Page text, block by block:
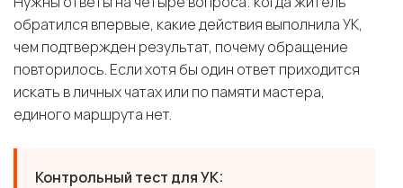
обратился впервые, какие действия выполнила УК,
чем подтвержден результат, почему обращение
повторилось. Если хотя бы один ответ приходится
искать в личных чатах или по памяти мастера,
единого маршрута нет.
Контрольный тест для УК: